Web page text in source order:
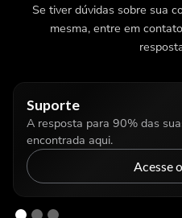
Se tiver dúvidas sobre sua
mesma, entre em
Suporte
A resposta para 90% das
encontrada aqui.
Acesse